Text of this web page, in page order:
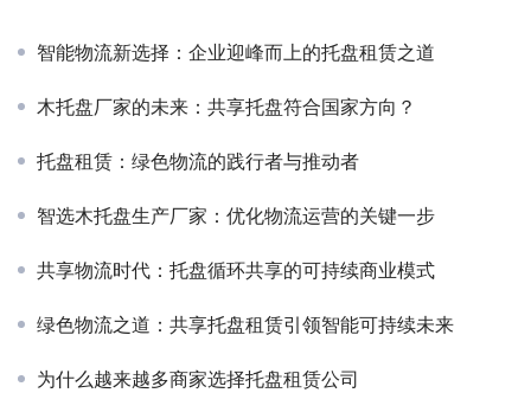
智能物流新选择：企业迎峰而上的托盘租赁之道
木托盘厂家的未来：共享托盘符合国家方向？
托盘租赁：绿色物流的践行者与推动者
智选木托盘生产厂家：优化物流运营的关键一步
共享物流时代：托盘循环共享的可持续商业模式
绿色物流之道：共享托盘租赁引领智能可持续未来
为什么越来越多商家选择托盘租赁公司